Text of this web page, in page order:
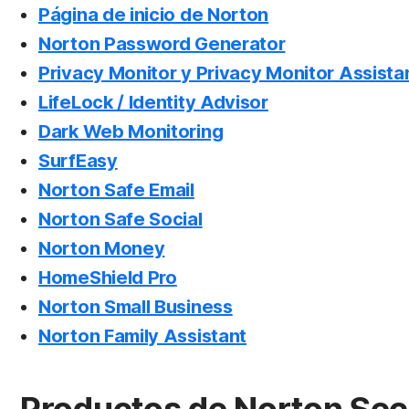
Página de inicio de Norton
Norton Password Generator
Privacy Monitor y Privacy Monitor
LifeLock / Identity Advisor
Dark Web Monitoring
SurfEasy
Norton Safe Email
Norton Safe Social
Norton Money
HomeShield Pro
Norton Small Business
Norton Family Assistant